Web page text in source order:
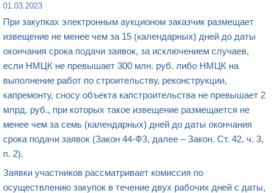
01.03.2023
При закупках электронным аукционом заказчик размещает
извещение не менее чем за 15 (календарных) дней до даты
окончания срока подачи заявок, за исключением случаев,
если НМЦК не превышает 300 млн. руб. либо НМЦК на
выполнение работ по строительству, реконструкции,
капремонту, сносу объекта капстроительства не превышает 2
млрд. руб., при которых такое извещение размещается не
менее чем за семь (календарных) дней до даты окончания
срока подачи заявок (Закон 44-ФЗ, далее – Закон. Ст. 42, ч. 3,
п. 2).
Заявки участников рассматривает комиссия по
осуществлению закупок в течение двух рабочих дней с даты,